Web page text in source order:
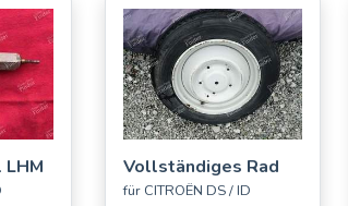
Vollständiges Rad
für CITROËN DS / ID